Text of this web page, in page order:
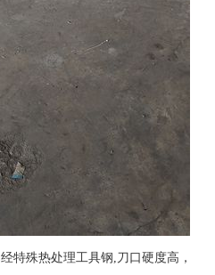
特殊热处理工具钢,刀口硬度高，